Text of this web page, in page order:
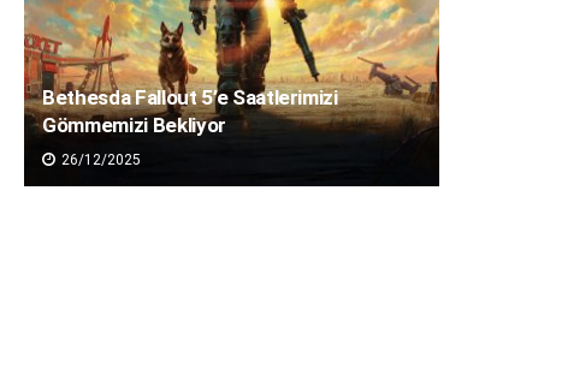
Bethesda Fallout 5’e Saatlerimizi
Gömmemizi Bekliyor
26/12/2025